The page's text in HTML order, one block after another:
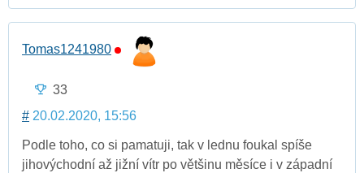
Tomas1241980
33
# 20.02.2020, 15:56
Podle toho, co si pamatuji, tak v lednu foukal spíše
jihovýchodní až jižní vítr po většinu měsíce i v západní